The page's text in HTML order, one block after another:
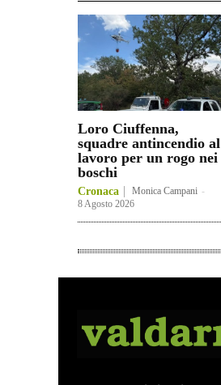
Loro Ciuffenna,
squadre antincendio al
lavoro per un rogo nei
boschi
Cronaca Monica Campani -
8 Agosto 2026